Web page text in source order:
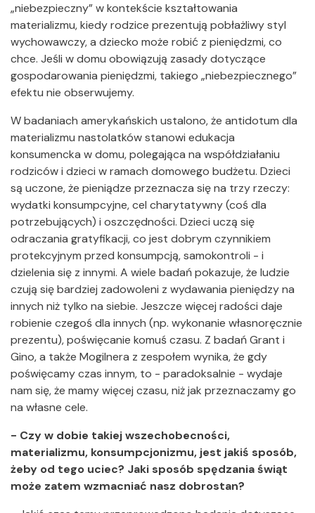
„niebezpieczny” w kontekście kształtowania
materializmu, kiedy rodzice prezentują pobłażliwy styl
wychowawczy, a dziecko może robić z pieniędzmi, co
chce. Jeśli w domu obowiązują zasady dotyczące
gospodarowania pieniędzmi, takiego „niebezpiecznego”
efektu nie obserwujemy.
W badaniach amerykańskich ustalono, że antidotum dla
materializmu nastolatków stanowi edukacja
konsumencka w domu, polegająca na współdziałaniu
rodziców i dzieci w ramach domowego budżetu. Dzieci
są uczone, że pieniądze przeznacza się na trzy rzeczy:
wydatki konsumpcyjne, cel charytatywny (coś dla
potrzebujących) i oszczędności. Dzieci uczą się
odraczania gratyfikacji, co jest dobrym czynnikiem
protekcyjnym przed konsumpcją, samokontroli - i
dzielenia się z innymi. A wiele badań pokazuje, że ludzie
czują się bardziej zadowoleni z wydawania pieniędzy na
innych niż tylko na siebie. Jeszcze więcej radości daje
robienie czegoś dla innych (np. wykonanie własnoręcznie
prezentu), poświęcanie komuś czasu. Z badań Grant i
Gino, a także Mogilnera z zespołem wynika, że gdy
poświęcamy czas innym, to - paradoksalnie - wydaje
nam się, że mamy więcej czasu, niż jak przeznaczamy go
na własne cele.
- Czy w dobie takiej wszechobecności,
materializmu, konsumpcjonizmu, jest jakiś sposób,
żeby od tego uciec? Jaki sposób spędzania świąt
może zatem wzmacniać nasz dobrostan?